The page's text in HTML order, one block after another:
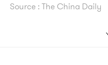
Source : The China Daily